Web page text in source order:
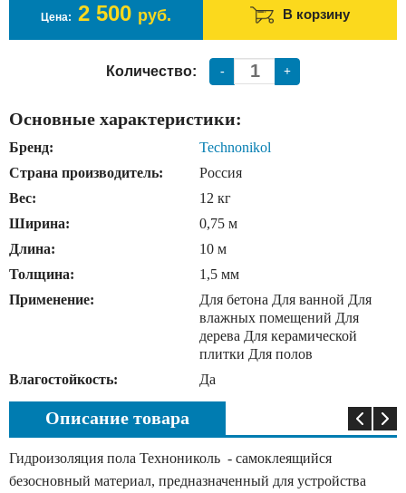
Цена: 2 500 руб. В корзину
Количество: - +
Основные характеристики:
Бренд:
Technonikol
Страна производитель:
Россия
Вес:
12 кг
Ширина:
0,75 м
Длина:
10 м
Толщина:
1,5 мм
Применение:
Для бетона Для ванной Для
влажных помещений Для
дерева Для керамической
плитки Для полов
Влагостойкость:
Да
Описание товара
Гидроизоляция пола Технониколь - самоклеящийся
безосновный материал, предназначенный для устройства